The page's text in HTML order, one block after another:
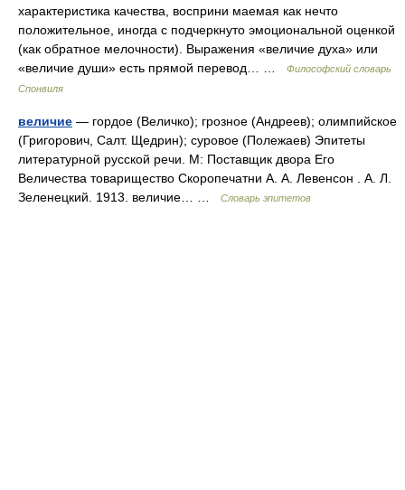
характеристика качества, восприни маемая как нечто
положительное, иногда с подчеркнуто эмоциональной оценкой
(как обратное мелочности). Выражения «величие духа» или
«величие души» есть прямой перевод… …
Философский словарь
Спонвиля
величие — гордое (Величко); грозное (Андреев); олимпийское
(Григорович, Салт. Щедрин); суровое (Полежаев) Эпитеты
литературной русской речи. М: Поставщик двора Его
Величества товарищество Скоропечатни А. А. Левенсон . А. Л.
Зеленецкий. 1913. величие… …
Словарь эпитетов